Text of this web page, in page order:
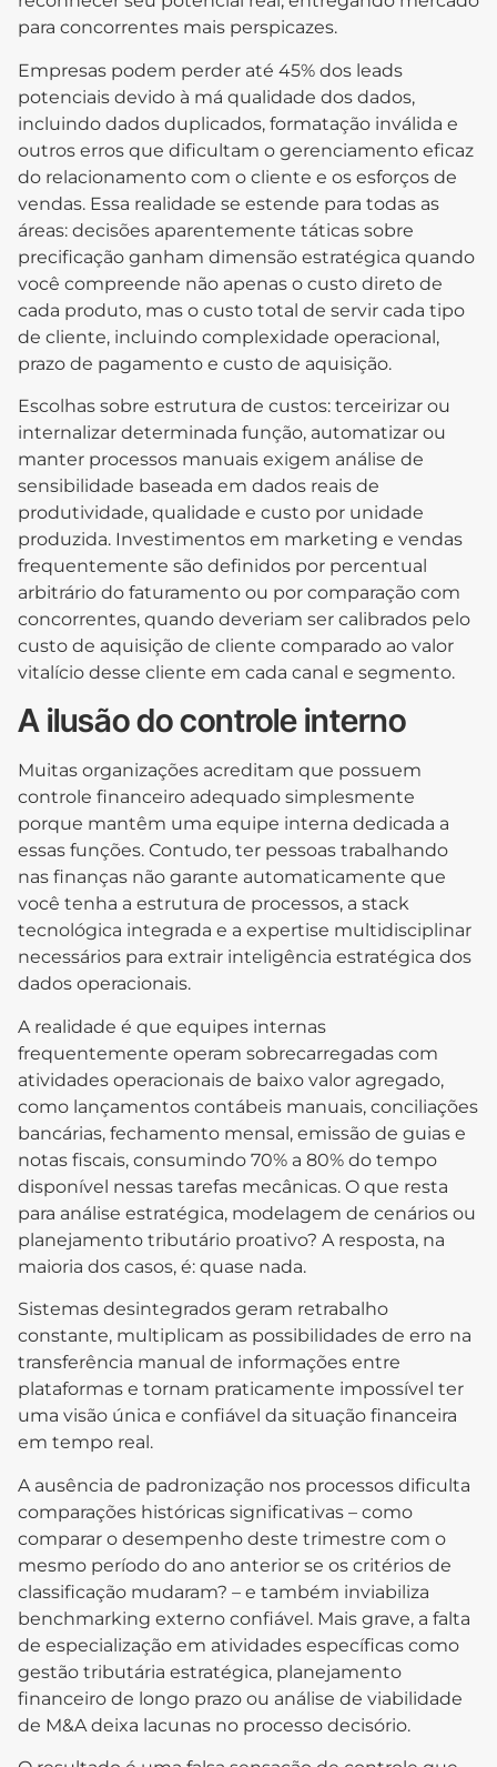
para concorrentes mais perspicazes.
Empresas podem perder até 45% dos leads
potenciais devido à má qualidade dos dados,
incluindo dados duplicados, formatação inválida e
outros erros que dificultam o gerenciamento eficaz
do relacionamento com o cliente e os esforços de
vendas. Essa realidade se estende para todas as
áreas: decisões aparentemente táticas sobre
precificação ganham dimensão estratégica quando
você compreende não apenas o custo direto de
cada produto, mas o custo total de servir cada tipo
de cliente, incluindo complexidade operacional,
prazo de pagamento e custo de aquisição.
Escolhas sobre estrutura de custos: terceirizar ou
internalizar determinada função, automatizar ou
manter processos manuais exigem análise de
sensibilidade baseada em dados reais de
produtividade, qualidade e custo por unidade
produzida. Investimentos em marketing e vendas
frequentemente são definidos por percentual
arbitrário do faturamento ou por comparação com
concorrentes, quando deveriam ser calibrados pelo
custo de aquisição de cliente comparado ao valor
vitalício desse cliente em cada canal e segmento.
A ilusão do controle interno
Muitas organizações acreditam que possuem
controle financeiro adequado simplesmente
porque mantêm uma equipe interna dedicada a
essas funções. Contudo, ter pessoas trabalhando
nas finanças não garante automaticamente que
você tenha a estrutura de processos, a stack
tecnológica integrada e a expertise multidisciplinar
necessários para extrair inteligência estratégica dos
dados operacionais.
A realidade é que equipes internas
frequentemente operam sobrecarregadas com
atividades operacionais de baixo valor agregado,
como lançamentos contábeis manuais, conciliações
bancárias, fechamento mensal, emissão de guias e
notas fiscais, consumindo 70% a 80% do tempo
disponível nessas tarefas mecânicas. O que resta
para análise estratégica, modelagem de cenários ou
planejamento tributário proativo? A resposta, na
maioria dos casos, é: quase nada.
Sistemas desintegrados geram retrabalho
constante, multiplicam as possibilidades de erro na
transferência manual de informações entre
plataformas e tornam praticamente impossível ter
uma visão única e confiável da situação financeira
em tempo real.
A ausência de padronização nos processos dificulta
comparações históricas significativas – como
comparar o desempenho deste trimestre com o
mesmo período do ano anterior se os critérios de
classificação mudaram? – e também inviabiliza
benchmarking externo confiável. Mais grave, a falta
de especialização em atividades específicas como
gestão tributária estratégica, planejamento
financeiro de longo prazo ou análise de viabilidade
de M&A deixa lacunas no processo decisório.